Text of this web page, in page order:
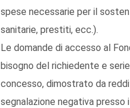
spese necessarie per il
sanitarie, prestiti, ecc.).
Le domande di accesso al
bisogno del richiedente e
concesso, dimostrato da
segnalazione negativa